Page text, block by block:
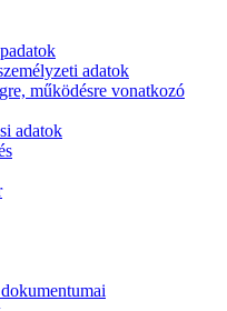
adatok
működésre vonatkozó
adatok